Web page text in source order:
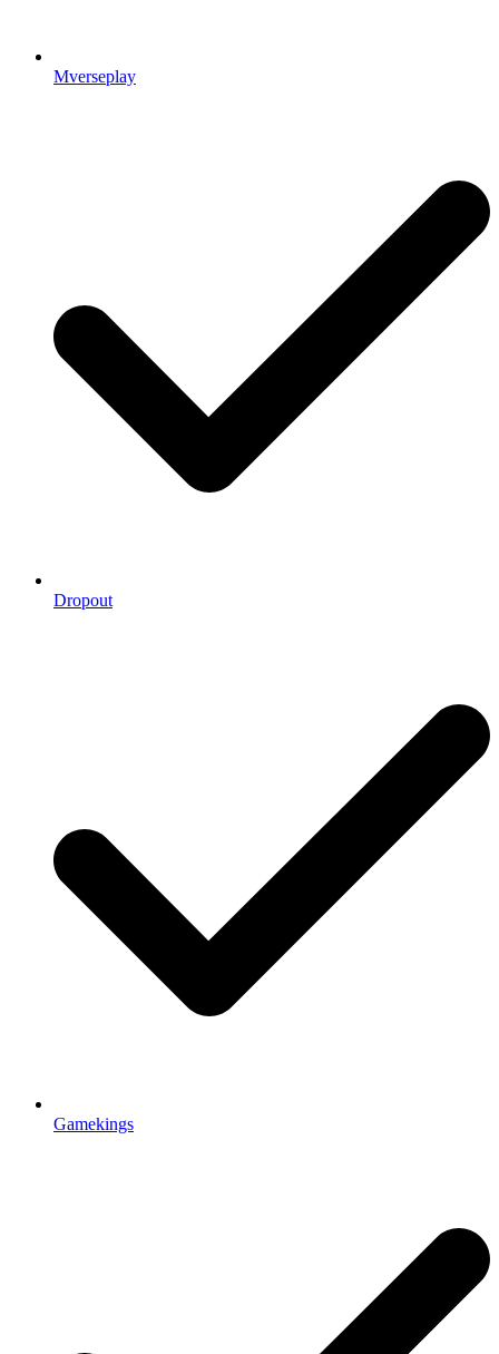
Mverseplay
Dropout
Gamekings